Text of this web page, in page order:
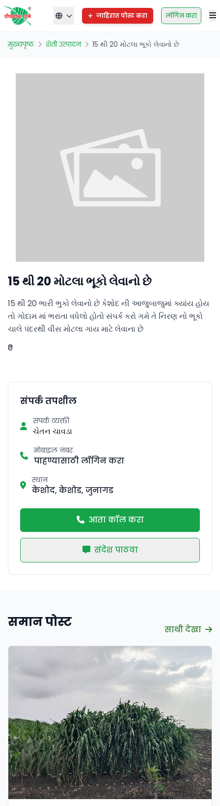
जाहिरात पोस्ट करा लॉगिन करा
मुख्यपृष्ठ शेती उत्पादन 15 થી 20 મોટલા ભૂકો લેવાનો છે
15 થી 20 મોટલા ભૂકો લેવાનો છે
15 થી 20 ભારી ભુકો લેવાનો છે કેશોદ ની આજુબાજુમાં ક્યાંય હોય
તો ગોદામ માં ભરાતા વધેલો હોતો સંપર્ક કરો ગમે તે નિરણ નો ભૂકો
ચાલે પંદરથી વીસ મોટલા ગાય માટે લેવાના છે
₹0
संपर्क तपशील
संपर्क व्यक्ती
ચેતન ચાવડા
मोबाइल नंबर
पाहण्यासाठी लॉगिन करा
स्थान
केशोद, केशोड, जुनागड
आता कॉल करा
संदेश पाठवा
समान पोस्ट साथी देखा